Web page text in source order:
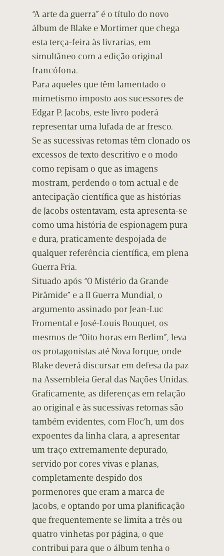
“A arte da guerra” é o título do novo
álbum de Blake e Mortimer que chega
esta terça-feira às livrarias, em
simultâneo com a edição original
francófona.
Para aqueles que têm lamentado o
mimetismo imposto aos sucessores de
Edgar P. Jacobs, este livro poderá
representar uma lufada de ar fresco.
Se as sucessivas retomas têm clonado os
excessos de texto descritivo e o modo
como repisam o que as imagens
mostram, perdendo o tom actual e de
antecipação científica que as histórias
de Jacobs ostentavam, esta apresenta-se
como uma história de espionagem pura
e dura, praticamente despojada de
qualquer referência científica, em plena
Guerra Fria.
Situado após “O Mistério da Grande
Pirâmide” e a II Guerra Mundial, o
argumento assinado por Jean-Luc
Fromental e José-Louis Bouquet, os
mesmos de “Oito horas em Berlim”, leva
os protagonistas até Nova Iorque, onde
Blake deverá discursar em defesa da paz
na Assembleia Geral das Nações Unidas.
Graficamente, as diferenças em relação
ao original e às sucessivas retomas são
também evidentes, com Floc’h, um dos
expoentes da linha clara, a apresentar
um traço extremamente depurado,
servido por cores vivas e planas,
completamente despido dos
pormenores que eram a marca de
Jacobs, e optando por uma planificação
que frequentemente se limita a três ou
quatro vinhetas por página, o que
contribui para que o álbum tenha o